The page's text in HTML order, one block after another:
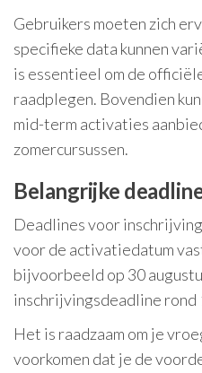
Gebruikers moeten zich
specifieke data kunnen
is essentieel om de
raadplegen. Bovendien
mid-term activaties
zomercursussen.
Belangrijke
Deadlines voor
voor de activatiedatum
bijvoorbeeld op 30
inschrijvingsdeadline rond
Het is raadzaam om je
voorkomen dat je de